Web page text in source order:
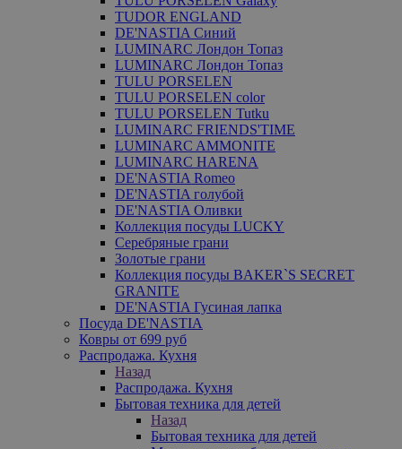
TUDOR ENGLAND
DE'NASTIA Синий
LUMINARC Лондон Топаз
LUMINARC Лондон Топаз
TULU PORSELEN
TULU PORSELEN color
TULU PORSELEN Tutku
LUMINARC FRIENDS'TIME
LUMINARC AMMONITE
LUMINARC HARENA
DE'NASTIA Romeo
DE'NASTIA голубой
DE'NASTIA Оливки
Коллекция посуды LUCKY
Серебряные грани
Золотые грани
Коллекция посуды BAKER`S SECRET
GRANITE
DE'NASTIA Гусиная лапка
Посуда DE'NASTIA
Ковры от 699 руб
Распродажа. Кухня
Назад
Распродажа. Кухня
Бытовая техника для детей
Назад
Бытовая техника для детей